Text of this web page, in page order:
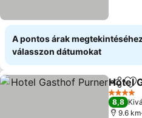
A pontos árak
válasszon dátumokat
Hotel
4
8,8
9.6